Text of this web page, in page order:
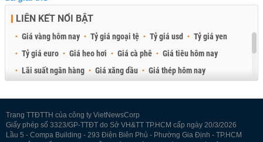
LIÊN KẾT NỔI BẬT
Giá vàng hôm nay Tỷ giá ngoại tệ Tỷ giá usd
Tỷ giá yen
Tỷ giá euro
Giá heo hơi Giá cà phê
Giá tiêu hôm nay
Lãi suất ngân hàng
Giá xăng dầu
Giá thép hôm nay
Trang TTĐTTH của công ty VietNewsCorp
Giấy phép số 3323/GP-TTĐT do Sở VH&TT TP.HCM cấp ngày 20/3/2026
Lầu 5 - Compa Building - 293 Điện Biên Phủ - Phường Gia Định - TP.HCM